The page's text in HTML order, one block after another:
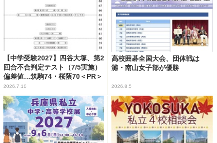
【中学受験2027】四谷大塚、第2
回合不合判定テスト（7/5実施）
偏差値…筑駒74・桜蔭70＜PR＞
2026.7.10
高校囲碁全国大会、団体戦は
灘・南山女子部が優勝
2026.8.5